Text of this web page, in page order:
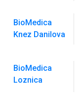
BioMedica
Knez Danilova
BioMedica
Loznica